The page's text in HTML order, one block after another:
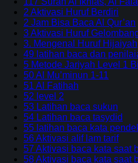
2 Aktivasi Huruf Berdiri
2 Jam Bisa Baca Al Qur’an
3 Aktivasi Huruf
3. Mengenal Huruf Hijaiyah
49 latihan baca dan
5 Metode Jariyah Level 1
50 Al Mu’minun 1-11
51 Al Fatihah
52 level 2
53 Latihan baca sukun
54 Latihan baca tasydid
55 latihan baca kata
56 Aktivasi alif lam tarif
57 Aktivasi baca kata saat
58 Aktivasi baca kata saat